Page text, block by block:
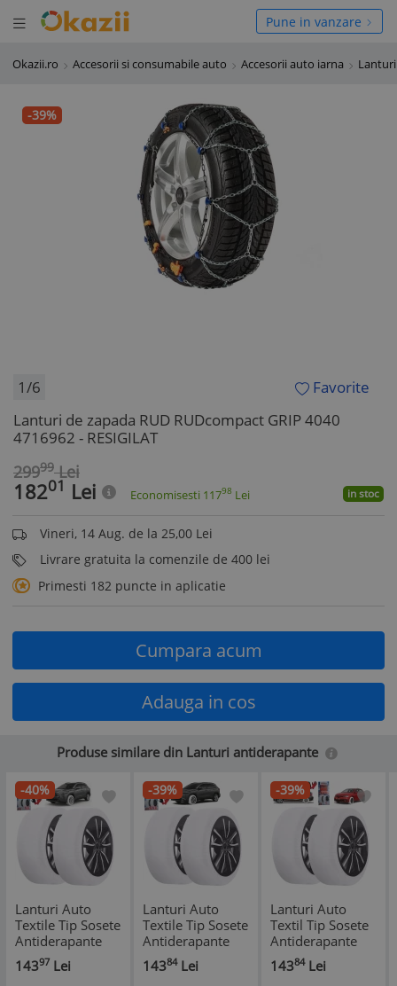
Deschide meniul
meniul Pune in vanzare
Okazii.ro Accesorii si consumabile auto Accesorii auto iarna
-39%
1/6
Favorite
Lanturi de zapada RUD RUDcompact GRIP 4040
4716962 - RESIGILAT
29999 Lei
18201 Lei Economisesti 11798 Lei in stoc
Vineri, 14 Aug. de la 25,00 Lei
Livrare gratuita la comenzile de 400 lei
Primesti 182 puncte in aplicatie
Cumpara acum
Adauga in cos
Produse similare din Lanturi antiderapante
-40%
Lanturi Auto
Textile Tip Sosete
Antiderapante
pentru Zapada -
Marimea XL
14397 Lei
-39%
Lanturi Auto
Textile Tip Sosete
Antiderapante
pentru Zapada -
Marimea XXL
14384Lei
-39%
Lanturi Auto
Textil Tip Sosete
Antiderapante
pentru Zapada si
Gheata -
14384Lei